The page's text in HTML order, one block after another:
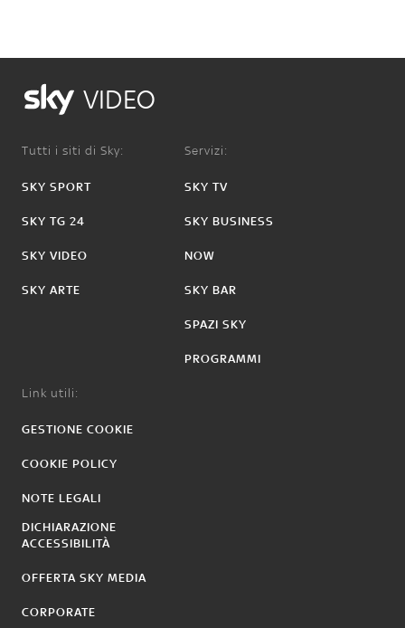
VIDEO
Tutti i siti di Sky:
SKY SPORT
SKY TG 24
SKY VIDEO
SKY ARTE
Servizi:
SKY TV
SKY BUSINESS
NOW
SKY BAR
SPAZI SKY
PROGRAMMI
Link utili:
GESTIONE COOKIE
COOKIE POLICY
NOTE LEGALI
DICHIARAZIONE
ACCESSIBILITÀ
OFFERTA SKY MEDIA
CORPORATE